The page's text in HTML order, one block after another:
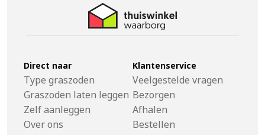
Direct naar
Type graszoden
Graszoden laten leggen
Zelf aanleggen
Over ons
Klantenservice
Veelgestelde vragen
Bezorgen
Afhalen
Bestellen